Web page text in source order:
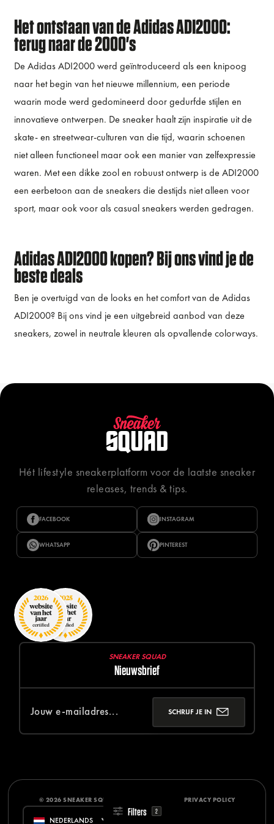
Filters 2
Het ontstaan van de Adidas ADI2000:
terug naar de 2000's
De Adidas ADI2000 werd geïntroduceerd als een knipoog
naar het begin van het nieuwe millennium, een periode
waarin mode werd gedomineerd door gedurfde stijlen en
innovatieve ontwerpen. De sneaker haalt zijn inspiratie uit de
skate- en streetwear-culturen van die tijd, waarin schoenen
niet alleen functioneel maar ook een manier van zelfexpressie
waren. Met een dikke zool en robuust ontwerp is de ADI2000
een eerbetoon aan de sneakers die destijds niet alleen voor
sport, maar ook voor als casual sneakers werden gedragen.
Adidas ADI2000 kopen? Bij ons vind je de
beste deals
Ben je overtuigd van de looks en het comfort van de Adidas
ADI2000? Bij ons vind je een uitgebreid aanbod van deze
sneakers, zowel in neutrale kleuren als opvallende colorways.
Hét lifestyle sneakerplatform voor de laatste sneaker
releases, trends & tips.
FACEBOOK INSTAGRAM
WHATSAPP PINTEREST
SNEAKER SQUAD
Nieuwsbrief
SCHRIJF JE IN
© 2026 SNEAKER SQUAD PRIVACY POLICY
NEDERLANDS